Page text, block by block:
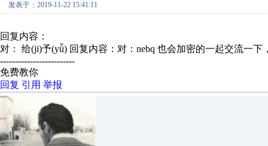
发表于：2019-11-22 15:41:11
回复内容：
对： 给(ji)予(yǚ) 回复内容：对：nebq 也会加密的一起交流一
-------------------------
免费教你
回复 引用 举报